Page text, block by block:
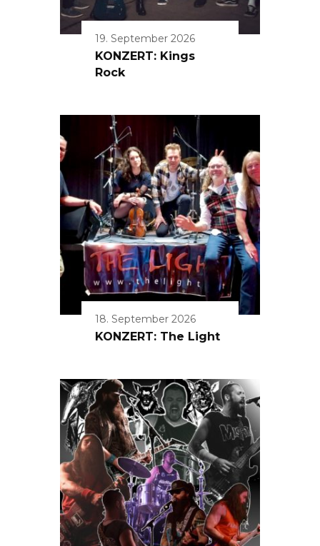
19. September 2026
KONZERT: Kings
Rock
18. September 2026
KONZERT: The Light